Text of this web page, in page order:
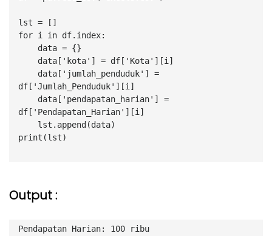
lst = []
for i in df.index:
    data = {}
    data['kota'] = df['Kota'][i]
df['Jumlah_Penduduk'][i]
df['Pendapatan_Harian'][i]
    lst.append(data)
print(lst)
Output :
Pendapatan Harian: 100 ribu